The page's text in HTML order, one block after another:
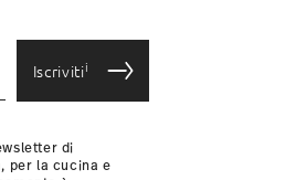
Iscrivitii
di
per la cucina e